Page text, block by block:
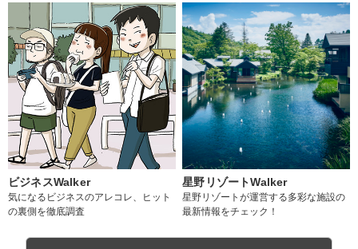
ビジネスWalker
気になるビジネスのアレコレ、ヒット
の裏側を徹底調査
星野リゾートWalker
星野リゾートが運営する多彩な施設の
最新情報をチェック！